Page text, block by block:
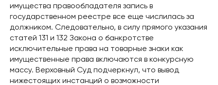
имущества правообладателя запись в
государственном реестре все еще числилась за
должником. Следовательно, в силу прямого указания
статей 131 и 132 Закона о банкротстве
исключительные права на товарные знаки как
имущественные права включаются в конкурсную
массу. Верховный Суд подчеркнул, что вывод
нижестоящих инстанций о возможности